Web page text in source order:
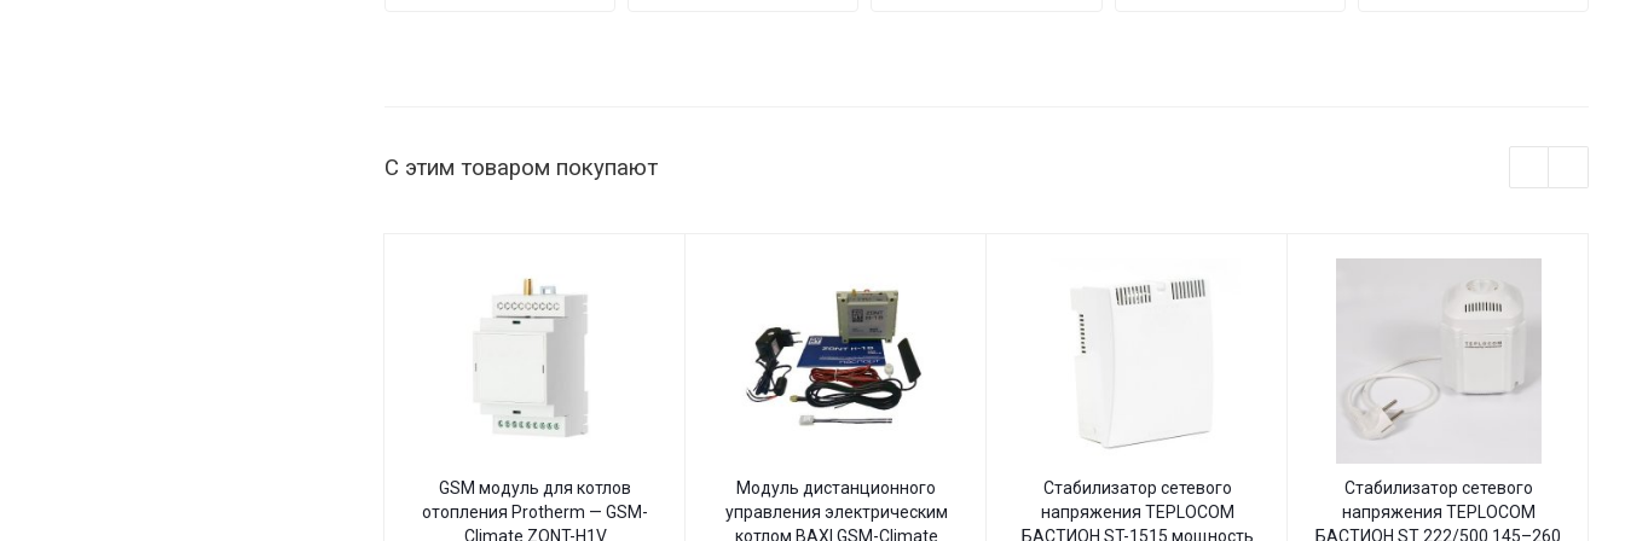
С этим товаром покупают
GSM модуль для котлов
отопления Protherm — GSM-
Climate ZONT-H1V
Модуль дистанционного
управления электрическим
котлом BAXI GSM-Climate
Стабилизатор сетевого
напряжения TEPLOCOM
БАСТИОН ST-1515 мощность
Стабилизатор сетевого
напряжения TEPLOCOM
БАСТИОН ST 222/500 145–260